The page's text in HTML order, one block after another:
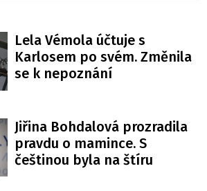
Lela Vémola účtuje s
Karlosem po svém. Změnila
se k nepoznání
Jiřina Bohdalová prozradila
pravdu o mamince. S
češtinou byla na štíru